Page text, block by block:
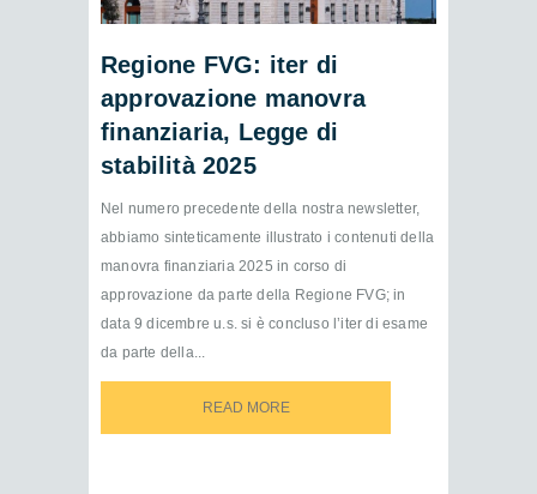
Regione FVG: iter di
approvazione manovra
finanziaria, Legge di
stabilità 2025
Nel numero precedente della nostra newsletter,
abbiamo sinteticamente illustrato i contenuti della
manovra finanziaria 2025 in corso di
approvazione da parte della Regione FVG; in
data 9 dicembre u.s. si è concluso l’iter di esame
da parte della...
READ MORE